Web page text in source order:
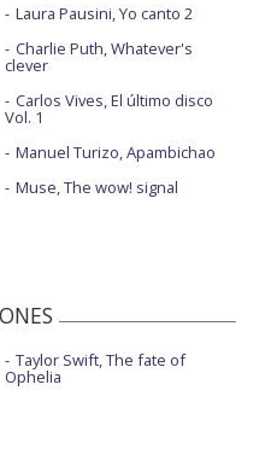
Laura Pausini, Yo canto 2
Charlie Puth, Whatever's
clever
Carlos Vives, El último disco
Vol. 1
Manuel Turizo, Apambichao
Muse, The wow! signal
Taylor Swift, The fate of
Ophelia